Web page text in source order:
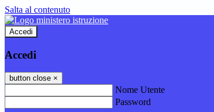
Salta al contenuto
Accedi
Accedi
button close ×
Nome Utente
Password